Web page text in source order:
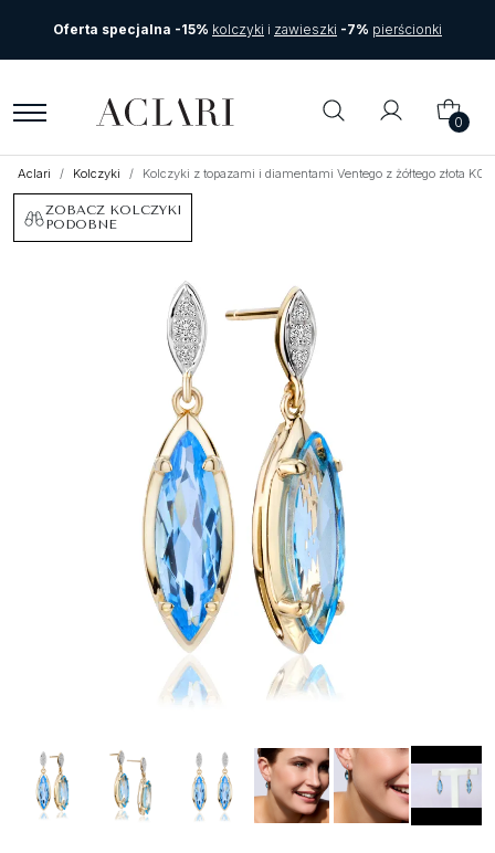
Oferta specjalna -15% kolczyki i zawieszki -7% pierścionki
0
Aclari Kolczyki Kolczyki z topazami i diamentami Ventego z żółtego złota
ZOBACZ KOLCZYKI
PODOBNE